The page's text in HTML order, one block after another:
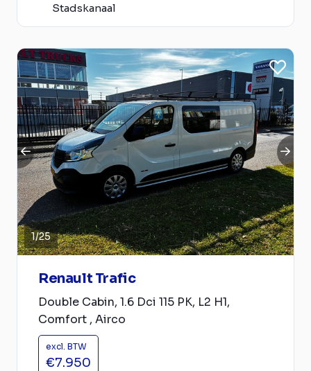
Stadskanaal
1/25
Renault Trafic
Double Cabin, 1.6 Dci 115 PK, L2 H1,
Comfort , Airco
excl. BTW
€7.950